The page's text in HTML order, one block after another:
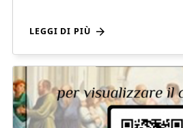
LEGGI DI PIÙ